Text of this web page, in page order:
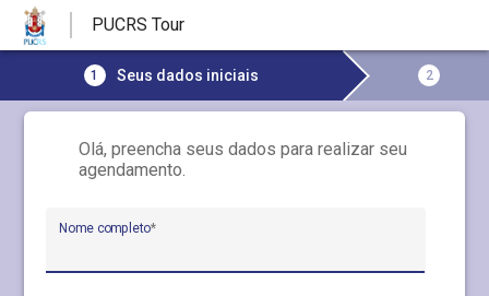
PUCRS Tour
1 Seus dados iniciais 2
Olá, preencha seus dados para realizar seu
agendamento.
Nome completo*